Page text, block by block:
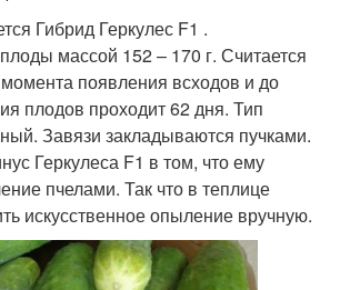
Гибрид Геркулес F1 .
массой 152 – 170 г. Считается
появления всходов и до
плодов проходит 62 дня. Тип
Завязи закладываются пучками.
Геркулеса F1 в том, что ему
пчелами. Так что в теплице
искусственное опыление вручную.